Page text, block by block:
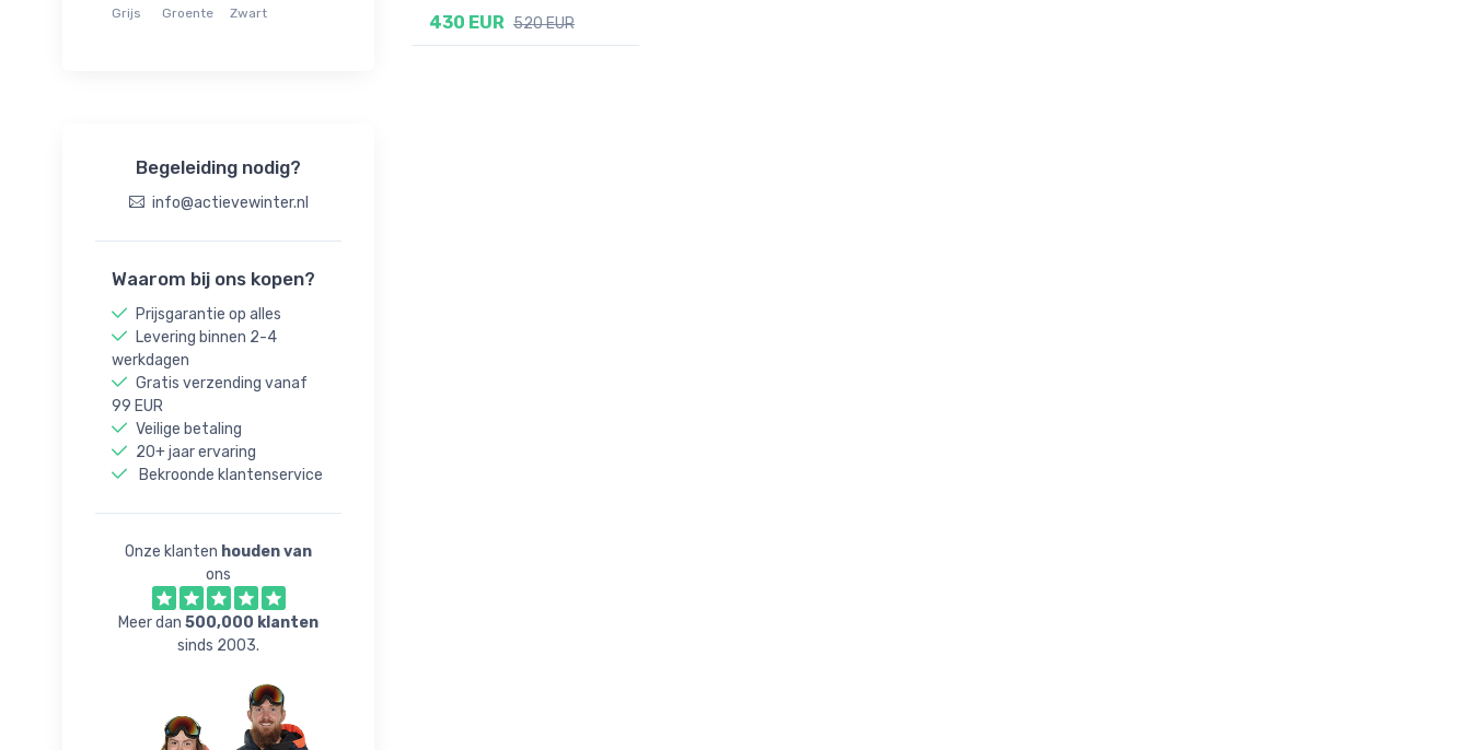
Grijs Groente Zwart
Begeleiding nodig?
info@actievewinter.nl
Waarom bij ons kopen?
Prijsgarantie op alles
Levering binnen 2-4
werkdagen
Gratis verzending vanaf
99 EUR
Veilige betaling
20+ jaar ervaring
Bekroonde klantenservice
Onze klanten houden van
ons
Meer dan 500,000 klanten
sinds 2003.
430 EUR 520 EUR